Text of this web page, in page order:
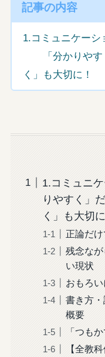
記事の内容
1.コミュニケーシ
「分かりやす
く」も大切に！
1.コミュニ
りやすく」
く」も大切に
正論だ
残念な
い現状
おもろい
書き方・
概要
「つも
【全教